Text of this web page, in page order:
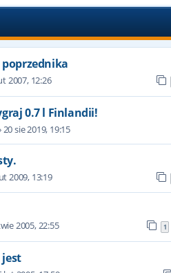
poprzednika
2007, 12:26
0.7 l Finlandii!
20 sie 2019, 19:15
2009, 13:19
2005, 22:55 1